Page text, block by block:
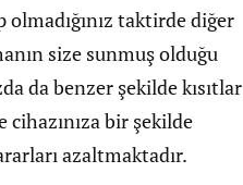
taktirde diğer
size sunmuş olduğu
da benzer şekilde kısıtlar
cihazınıza bir şekilde
azaltmaktadır.